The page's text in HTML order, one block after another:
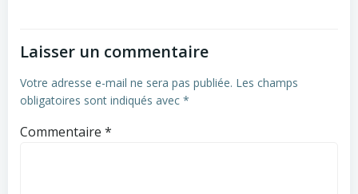
Laisser un commentaire
Votre adresse e-mail ne sera pas publiée. Les champs
obligatoires sont indiqués avec *
Commentaire *